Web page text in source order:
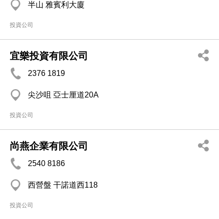
半山 雅賓利大廈
投資公司
宜樂投資有限公司
2376 1819
尖沙咀 亞士厘道20A
投資公司
尚燕企業有限公司
2540 8186
西營盤 干諾道西118
投資公司